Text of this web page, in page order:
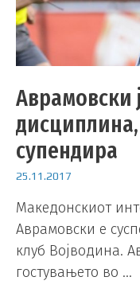
Аврамовски
супендира
25.11.2017
Македонскиот
Аврамовски е
клуб Војводина.
гостувањето во …